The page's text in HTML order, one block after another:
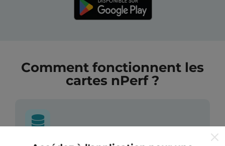
Comment fonctionnent les
cartes nPerf ?